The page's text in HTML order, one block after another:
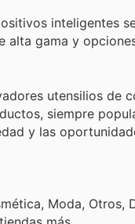
inteligentes
gama y
utensilios de
siempre
y las
Moda, Otros,